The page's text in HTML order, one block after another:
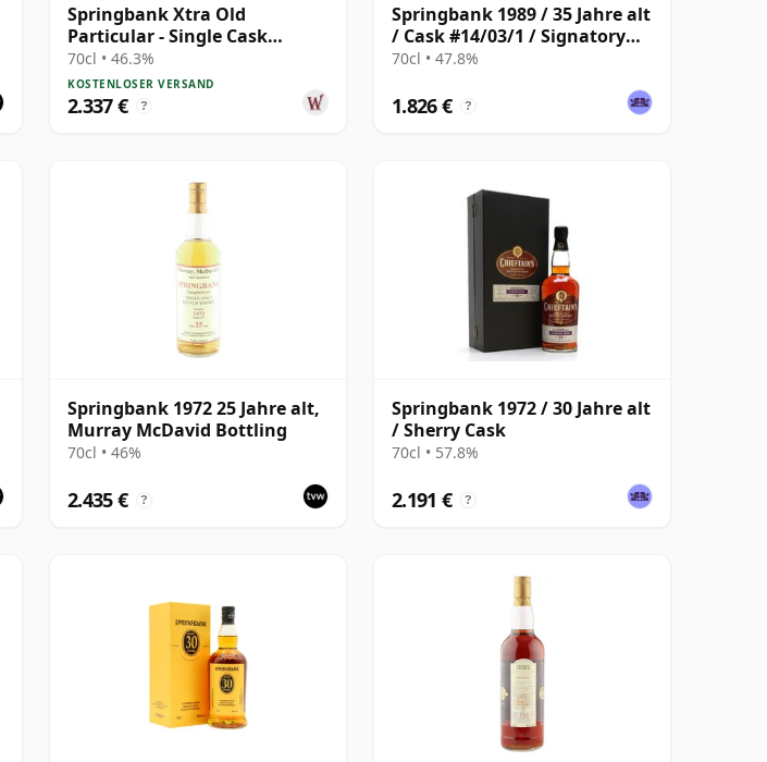
Springbank Xtra Old
Particular - Single Cask
#18281 1992 31 Jahre alt
70cl • 46.3%
KOSTENLOSER VERSAND
2.337 € ?
Springbank 1989 / 35 Jahre alt
/ Cask #14/03/1 / Signatory
Symington’s Choice
70cl • 47.8%
1.826 € ?
Springbank 1972 25 Jahre alt,
Murray McDavid Bottling
70cl • 46%
2.435 € ?
Springbank 1972 / 30 Jahre alt
/ Sherry Cask
70cl • 57.8%
2.191 € ?